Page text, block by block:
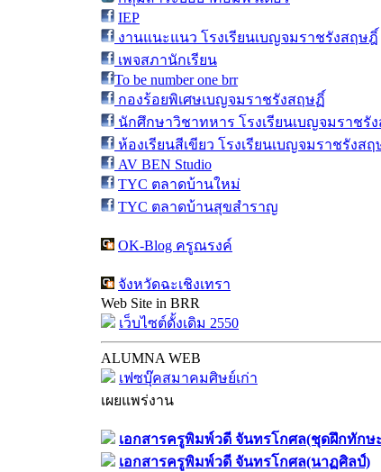
IEP
งานแนะแนว โรงเรียนเบญจมราชรังสฤษฎิ์
เพจสภานักเรียน
To be number one brr
กองร้อยพิเศษเบญจมราชรังสฤษฏิ์
นักศึกษาวิชาทหาร โรงเรียนเบญจมราชรั
ห้องเรียนสีเขียว โรงเรียนเบญจมราชรังสฤ
AV BEN Studio
TYC ตลาดบ้านใหม่
TYC ตลาดบ้านสุขสำราญ
OK-Blog ครูณรงค์
จังหวัดฉะเชิงเทรา
Web Site in BRR
เว็บไซต์ดั้งเดิม 2550
ALUMNA WEB
เฟซบุ๊คสมาคมศิษย์เก่า
เผยแพร่งาน
เอกสารครูพิมพ์วดี จันทรโกศล(ชุดฝึกทักษ
เอกสารครูพิมพ์วดี จันทรโกศล(นาฏศิลป์)